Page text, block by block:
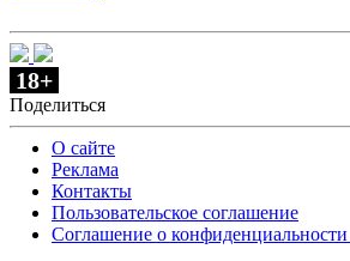
18+
Поделиться
О сайте
Реклама
Контакты
Пользовательское соглашение
Соглашение о